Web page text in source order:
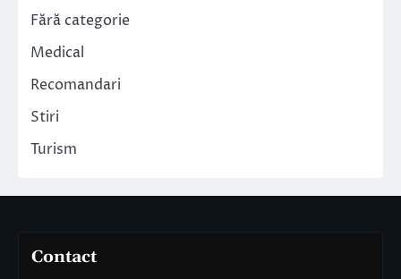
Fără categorie
Medical
Recomandari
Stiri
Turism
Contact